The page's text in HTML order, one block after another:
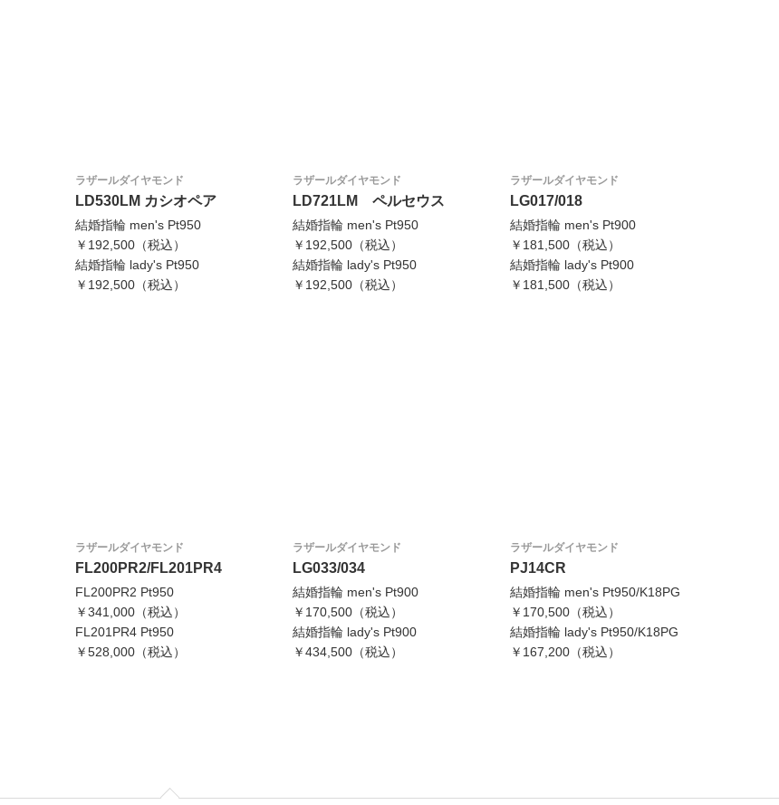
ラザールダイヤモンド
LD530LM カシオペア
結婚指輪 men's Pt950
￥192,500（税込）
結婚指輪 lady's Pt950
￥192,500（税込）
ラザールダイヤモンド
LD721LM ペルセウス
結婚指輪 men's Pt950
￥192,500（税込）
結婚指輪 lady's Pt950
￥192,500（税込）
ラザールダイヤモンド
LG017/018
結婚指輪 men's Pt900
￥181,500（税込）
結婚指輪 lady's Pt900
￥181,500（税込）
ラザールダイヤモンド
FL200PR2/FL201PR4
FL200PR2 Pt950
￥341,000（税込）
FL201PR4 Pt950
￥528,000（税込）
ラザールダイヤモンド
LG033/034
結婚指輪 men's Pt900
￥170,500（税込）
結婚指輪 lady's Pt900
￥434,500（税込）
ラザールダイヤモンド
PJ14CR
結婚指輪 men's Pt950/K18PG
￥170,500（税込）
結婚指輪 lady's Pt950/K18PG
￥167,200（税込）